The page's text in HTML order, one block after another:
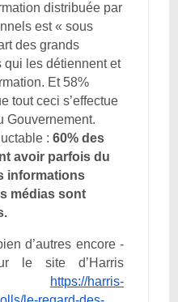
distribuée par
est « sous
des grands
qui les détiennent et
Et 58%
tout ceci s’effectue
Gouvernement.
: 60% des
avoir parfois du
informations
médias sont
d’autres encore -
le site d’Harris
:
https://harris-